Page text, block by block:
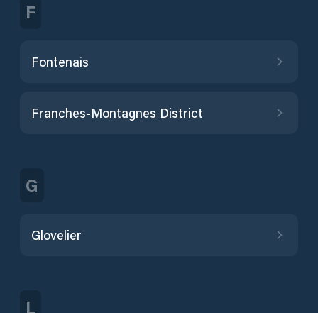
F
Fontenais
Franches-Montagnes District
G
Glovelier
L